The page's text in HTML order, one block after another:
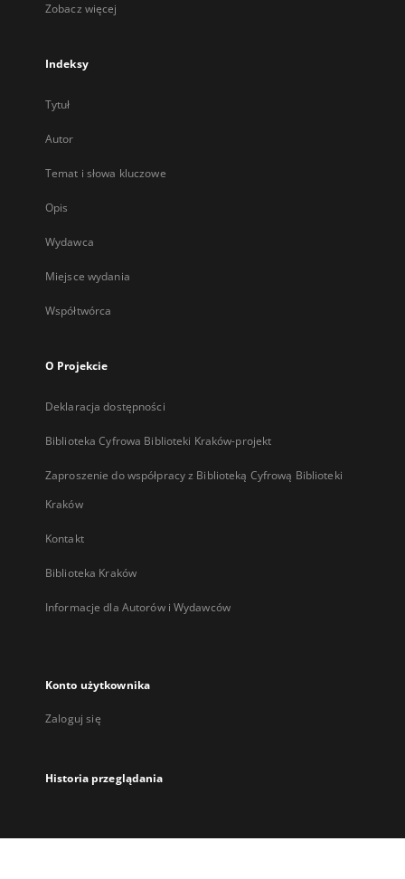
Zobacz więcej
Indeksy
Tytuł
Autor
Temat i słowa kluczowe
Opis
Wydawca
Miejsce wydania
Współtwórca
O Projekcie
Deklaracja dostępności
Biblioteka Cyfrowa Biblioteki Kraków-projekt
Zaproszenie do współpracy z Biblioteką Cyfrową Biblioteki
Kraków
Kontakt
Biblioteka Kraków
Informacje dla Autorów i Wydawców
Konto użytkownika
Zaloguj się
Historia przeglądania